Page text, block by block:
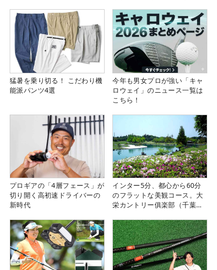
猛暑を乗り切る！ こだわり機
能派パンツ4選
今年も男女プロが強い「キャ
ロウェイ」のニュース一覧は
こちら！
プロギアの「4層フェース」が
切り開く高初速ドライバーの
新時代
インター5分、都心から60分
のフラットな美観コース。大
栄カントリー俱楽部（千葉